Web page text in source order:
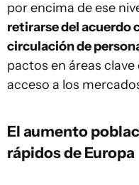
por encima de ese
retirarse del acuerdo
circulación de
pactos en áreas
acceso a los
El aumento
rápidos de Europa